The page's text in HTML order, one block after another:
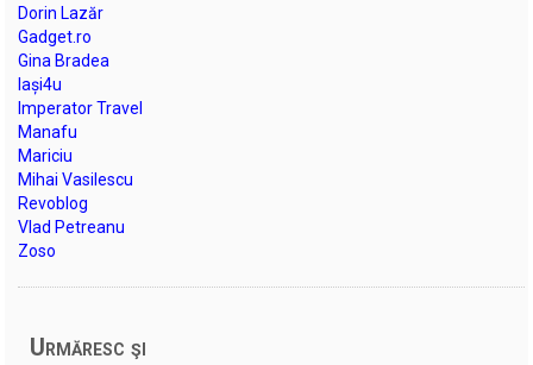
Dorin Lazăr
Gadget.ro
Gina Bradea
Iași4u
Imperator Travel
Manafu
Mariciu
Mihai Vasilescu
Revoblog
Vlad Petreanu
Zoso
Urmăresc şi